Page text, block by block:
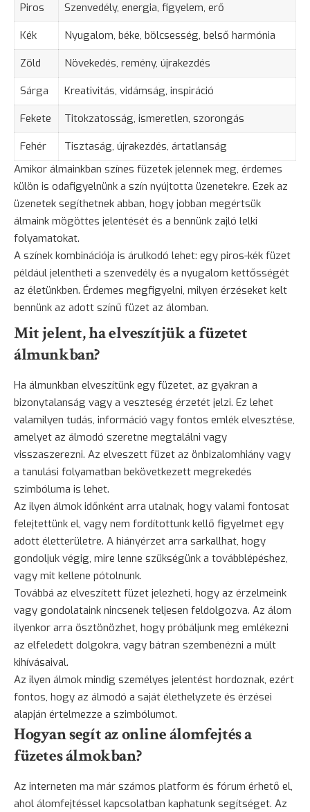
Piros
Szenvedély, energia, figyelem, erő
Kék
Nyugalom, béke, bölcsesség, belső harmónia
Zöld
Növekedés, remény, újrakezdés
Sárga
Kreativitás, vidámság, inspiráció
Fekete
Titokzatosság, ismeretlen, szorongás
Fehér
Tisztaság, újrakezdés, ártatlanság
Amikor álmainkban színes füzetek jelennek meg, érdemes
külön is odafigyelnünk a szín nyújtotta üzenetekre. Ezek az
üzenetek segíthetnek abban, hogy jobban megértsük
álmaink mögöttes jelentését és a bennünk zajló lelki
folyamatokat.
A színek kombinációja is árulkodó lehet: egy piros-kék füzet
például jelentheti a szenvedély és a nyugalom kettősségét
az életünkben. Érdemes megfigyelni, milyen érzéseket kelt
bennünk az adott színű füzet az álomban.
Mit jelent, ha elveszítjük a füzetet
álmunkban?
Ha álmunkban elveszítünk egy füzetet, az gyakran a
bizonytalanság vagy a veszteség érzetét jelzi. Ez lehet
valamilyen tudás, információ vagy fontos emlék elvesztése,
amelyet az álmodó szeretne megtalálni vagy
visszaszerezni. Az elveszett füzet az önbizalomhiány vagy
a tanulási folyamatban bekövetkezett megrekedés
szimbóluma is lehet.
Az ilyen álmok időnként arra utalnak, hogy valami fontosat
felejtettünk el, vagy nem fordítottunk kellő figyelmet egy
adott életterületre. A hiányérzet arra sarkallhat, hogy
gondoljuk végig, mire lenne szükségünk a továbblépéshez,
vagy mit kellene pótolnunk.
Továbbá az elveszített füzet jelezheti, hogy az érzelmeink
vagy gondolataink nincsenek teljesen feldolgozva. Az álom
ilyenkor arra ösztönözhet, hogy próbáljunk meg emlékezni
az elfeledett dolgokra, vagy bátran szembenézni a múlt
kihívásaival.
Az ilyen álmok mindig személyes jelentést hordoznak, ezért
fontos, hogy az álmodó a saját élethelyzete és érzései
alapján értelmezze a szimbólumot.
Hogyan segít az online álomfejtés a
füzetes álmokban?
Az interneten ma már számos platform és fórum érhető el,
ahol álomfejtéssel kapcsolatban kaphatunk segítséget. Az